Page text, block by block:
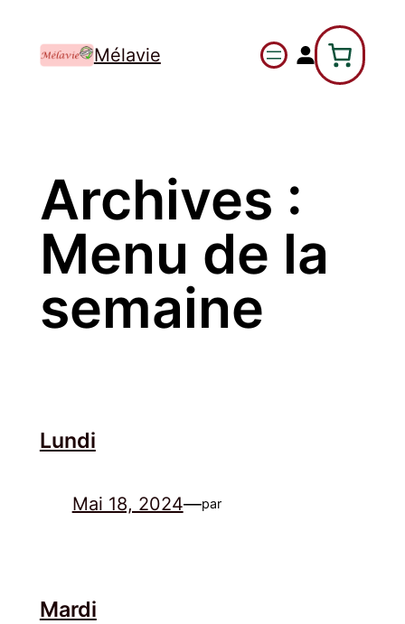
Mélavie
Archives :
Menu de la
semaine
Lundi
Mai 18, 2024—par
Mardi